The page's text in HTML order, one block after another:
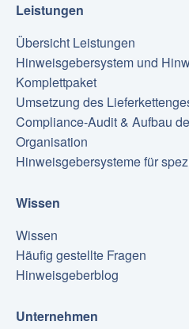
Leistungen
Übersicht Leistungen
Hinweisgebersystem und
Komplettpaket
Umsetzung des
Compliance-Audit & Aufbau
Organisation
Hinweisgebersysteme für
Wissen
Wissen
Häufig gestellte Fragen
Hinweisgeberblog
Unternehmen